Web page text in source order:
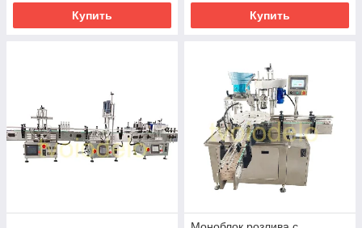
Купить Купить